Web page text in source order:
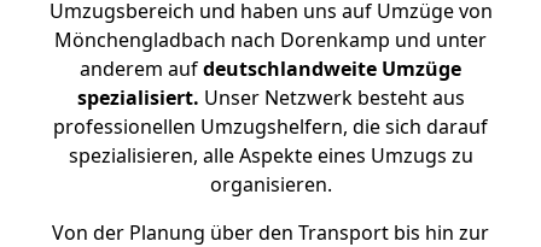
Umzugsbereich und haben uns auf Umzüge von
Mönchengladbach nach Dorenkamp und unter
anderem aufdeutschlandweite Umzüge
spezialisiert. Unser Netzwerk besteht aus
professionellen Umzugshelfern, die sich darauf
spezialisieren, alle Aspekte eines Umzugs zu
organisieren.
Von der Planung über den Transport bis hin zur